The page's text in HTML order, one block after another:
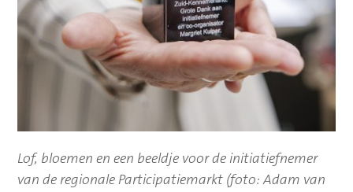
Lof, bloemen en een beeldje voor de initiatiefnemer
van de regionale Participatiemarkt (foto: Adam van